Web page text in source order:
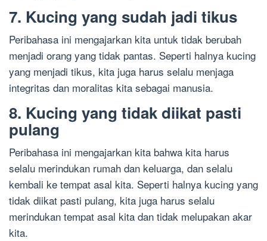
7. Kucing yang sudah jadi tikus
Peribahasa ini mengajarkan kita untuk tidak berubah
menjadi orang yang tidak pantas. Seperti halnya kucing
yang menjadi tikus, kita juga harus selalu menjaga
integritas dan moralitas kita sebagai manusia.
8. Kucing yang tidak diikat pasti
pulang
Peribahasa ini mengajarkan kita bahwa kita harus
selalu merindukan rumah dan keluarga, dan selalu
kembali ke tempat asal kita. Seperti halnya kucing yang
tidak diikat pasti pulang, kita juga harus selalu
merindukan tempat asal kita dan tidak melupakan akar
kita.